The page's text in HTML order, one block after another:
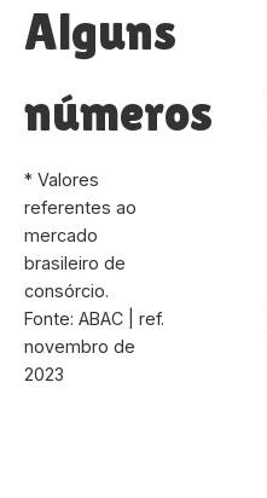
Alguns
números
* Valores
referentes ao
mercado
brasileiro de
consórcio.
Fonte: ABAC | ref.
novembro de
2023